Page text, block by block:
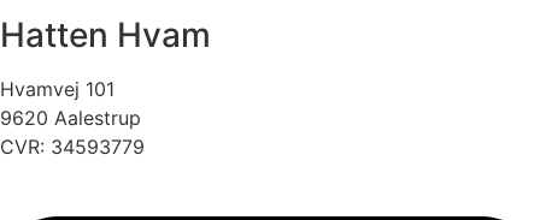
Hatten Hvam
Hvamvej 101
9620 Aalestrup
CVR: 34593779